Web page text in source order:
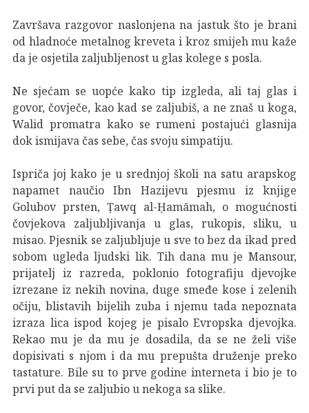
Završava razgovor naslonjena na jastuk što je brani
od hladnoće metalnog kreveta i kroz smijeh mu kaže
da je osjetila zaljubljenost u glas kolege s posla.
Ne sjećam se uopće kako tip izgleda, ali taj glas i
govor, čovječe, kao kad se zaljubiš, a ne znaš u koga,
Walid promatra kako se rumeni postajući glasnija
dok ismijava čas sebe, čas svoju simpatiju.
Ispriča joj kako je u srednjoj školi na satu arapskog
napamet naučio Ibn Hazijevu pjesmu iz knjige
Golubov prsten, Ṭawq al-Ḥamāmah, o mogućnosti
čovjekova zaljubljivanja u glas, rukopis, sliku, u
misao. Pjesnik se zaljubljuje u sve to bez da ikad pred
sobom ugleda ljudski lik. Tih dana mu je Mansour,
prijatelj iz razreda, poklonio fotografiju djevojke
izrezane iz nekih novina, duge smeđe kose i zelenih
očiju, blistavih bijelih zuba i njemu tada nepoznata
izraza lica ispod kojeg je pisalo Evropska djevojka.
Rekao mu je da mu je dosadila, da se ne želi više
dopisivati s njom i da mu prepušta druženje preko
tastature. Bile su to prve godine interneta i bio je to
prvi put da se zaljubio u nekoga sa slike.